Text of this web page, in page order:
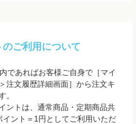
のご利用について
であればお客様ご自身で［マイ
注文履歴詳細画面］から注文キ
。
ントは、通常商品・定期商品共
イント＝1円としてご利用いただ